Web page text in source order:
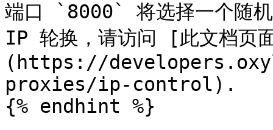
端口 `8000` 将选择一个随
IP 轮换，请访问 [此文档页
(https://
proxies/ip-control).
{% endhint %}